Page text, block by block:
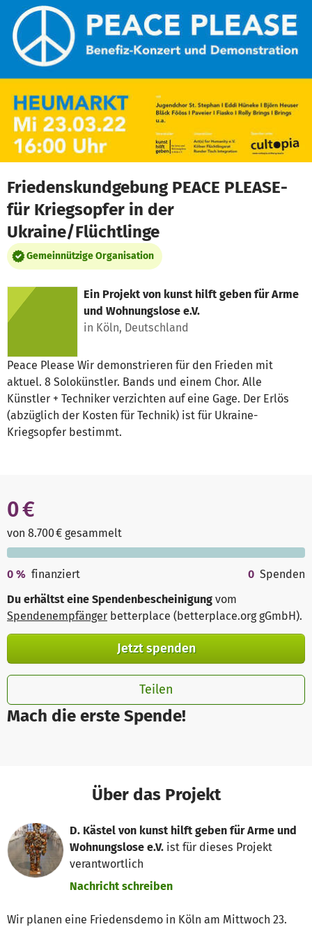
Zum Hauptinhalt springen
Erklärung zur Barrierefreiheit anzeigen
Friedenskundgebung PEACE PLEASE-
für Kriegsopfer in der
Ukraine/Flüchtlinge
Gemeinnützige Organisation
Ein Projekt von kunst hilft geben für Arme
und Wohnungslose e.V.
in Köln, Deutschland
Peace Please Wir demonstrieren für den Frieden mit
aktuel. 8 Solokünstler. Bands und einem Chor. Alle
Künstler + Techniker verzichten auf eine Gage. Der Erlös
(abzüglich der Kosten für Technik) ist für Ukraine-
Kriegsopfer bestimmt.
Mach die erste Spende!
0 €
von 8.700 € gesammelt
0 % finanziert 0 Spenden
Du erhältst eine Spendenbescheinigung vom
Spendenempfänger betterplace (betterplace.org gGmbH).
Jetzt spenden
Teilen
Über das Projekt
D. Kästel von kunst hilft geben für Arme und
Wohnungslose e.V. ist für dieses Projekt
verantwortlich
Nachricht schreiben
Wir planen eine Friedensdemo in Köln am Mittwoch 23.